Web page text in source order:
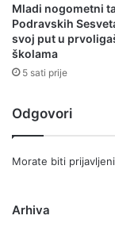
Mladi nogometni
Podravskih
svoj put u
školama
5 sati prije
Odgovori
Morate biti prijavljeni
Arhiva